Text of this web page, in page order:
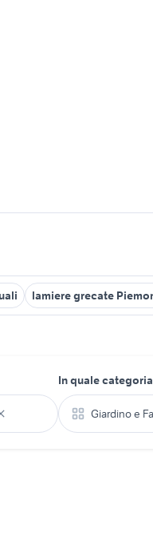
lamiere grecate
In quale
Giardino e